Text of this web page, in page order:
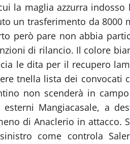
la maglia azzurra
un trasferimento da 8000
però pare non abbia
di rilancio. Il colore
le dita per il recupero
tnella lista dei convocati
non scenderà in
esterni Mangiacasale, a
di Anaclerio in attacco.
come controla